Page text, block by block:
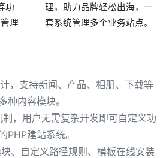
功
理
理，助力品牌轻松出海，一
套系统管理多个业务站点。
，支持新闻、产品、相册、下载等
种内容模块。
，用户无需复杂开发即可自定义功
PHP建站系统。
、自定义路径规则、模板在线安装